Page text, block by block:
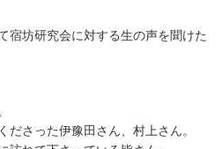
宿坊研究会に対する生の声を聞けた
ださった伊豫田さん、村上さん。